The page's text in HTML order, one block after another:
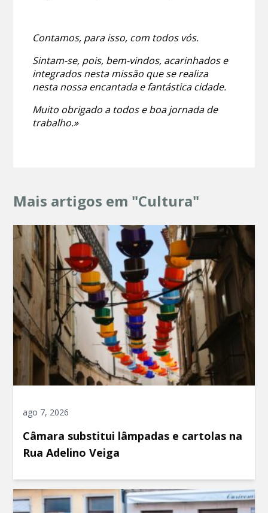
Contamos, para isso, com todos vós.
Sintam-se, pois, bem-vindos, acarinhados e
integrados nesta missão que se realiza
nesta nossa encantada e fantástica cidade.
Muito obrigado a todos e boa jornada de
trabalho.»
Mais artigos em "Cultura"
ago 7, 2026
Câmara substitui lâmpadas e cartolas na
Rua Adelino Veiga